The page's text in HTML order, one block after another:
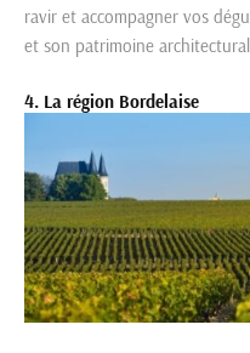
ravir et accompagner vos
et son patrimoine
4. La région Bordelaise